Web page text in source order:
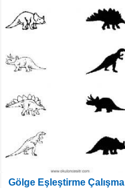
Gölge Eşleştirme Çalışma